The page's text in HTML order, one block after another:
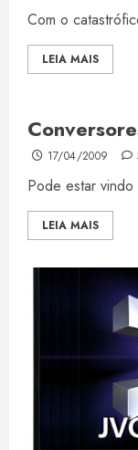
Com o
LEIA MAIS
17/04/2009
Pode estar
LEIA MAIS